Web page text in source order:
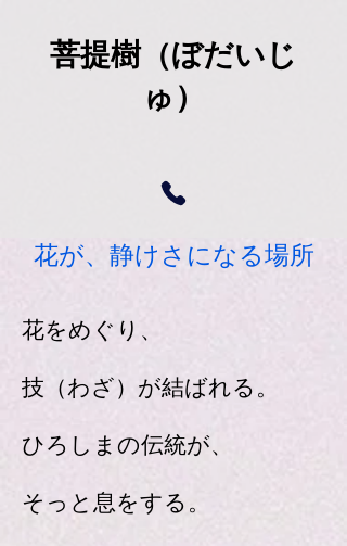
菩提樹（ぼだいじ
ゅ）
花が、静けさになる場所
花をめぐり、
技（わざ​）が結ばれる。
ひろしまの伝統が、
そっと息をする。